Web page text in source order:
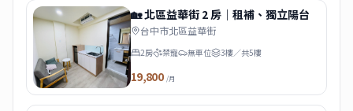
🏡 北區益華街 2 房｜租補、獨立陽台
台中市北區益華街
2房 禁寵 無車位 3樓／共5樓
19,800 /月